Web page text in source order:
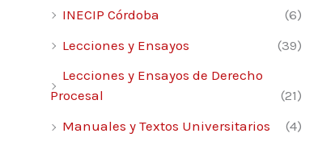
INECIP Córdoba
(6)
Lecciones y Ensayos
(39)
Lecciones y Ensayos de Derecho
Procesal
(21)
Manuales y Textos Universitarios
(4)